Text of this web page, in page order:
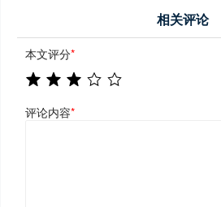
相关评论
本文评分*
评论内容*